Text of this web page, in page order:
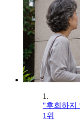
1.
"후회하지
1위